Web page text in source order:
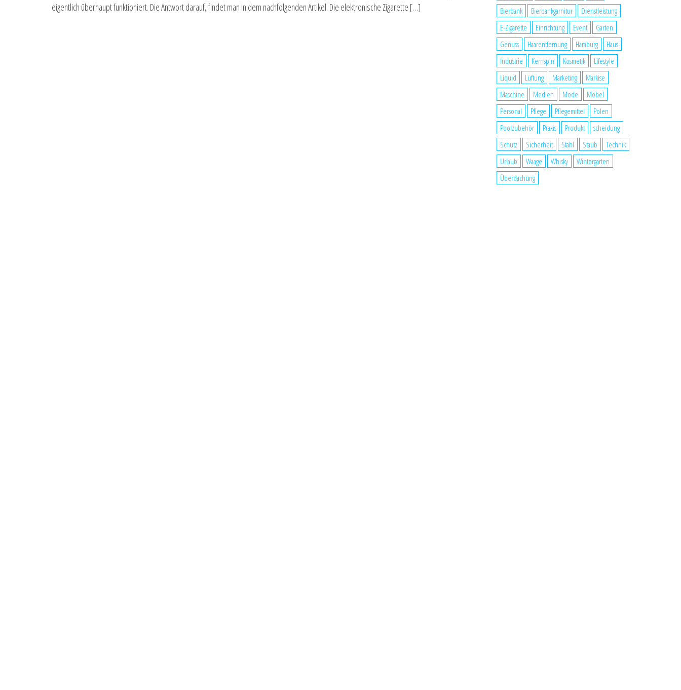
eigentlich überhaupt funktioniert. Die Antwort darauf, findet man in dem nachfolgenden Artikel. Die elektronische Zigarette […]
Bierbank
Bierbankgarnitur
Dienstleistung
E-Zigarette
Einrichtung Event
Garten
Genuss
Haarentfernung Hamburg
Haus
Industrie
Kernspin Kosmetik
Lifestyle
Liquid
Lüftung Marketing
Markise
Maschine
Medien Mode
Möbel
Personal
Pflege Pflegemittel
Polen
Poolzubehör
Praxis Produkt
scheidung
Schutz
Sicherheit Stahl Staub
Technik
Urlaub
Waage Whisky
Wintergarten
Überdachung